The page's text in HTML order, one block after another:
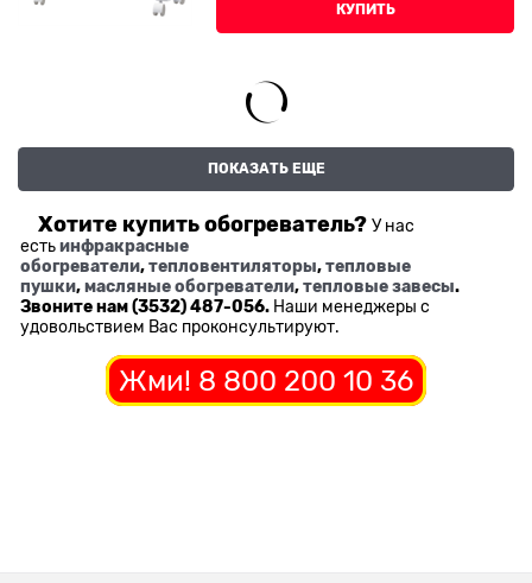
КУПИТЬ
ПОКАЗАТЬ ЕЩЕ
Хотите купить обогреватель?У нас
естьинфракрасные
обогреватели,тепловентиляторы,тепловые
пушки,масляные обогреватели,тепловые завесы.
Звоните нам (3532) 487-056. Наши менеджеры с
удовольствием Вас проконсультируют.
Жми! 8 800 200 10 36